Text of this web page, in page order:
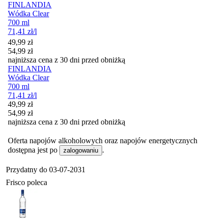
FINLANDIA
Wódka Clear
700 ml
71,41 zł/l
Cena promocyjna
49,99 zł
54,99 zł
najniższa cena z 30 dni przed obniżką
FINLANDIA
Wódka Clear
700 ml
71,41 zł/l
Cena promocyjna
49,99 zł
54,99 zł
najniższa cena z 30 dni przed obniżką
Oferta napojów alkoholowych oraz napojów energetycznych
dostępna jest po
zalogowaniu .
Przydatny do 03-07-2031
Frisco poleca